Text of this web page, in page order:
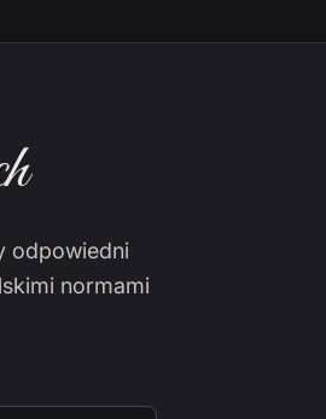
odpowiedni
normami